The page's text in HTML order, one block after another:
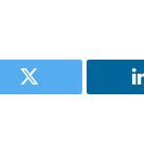
Twitter